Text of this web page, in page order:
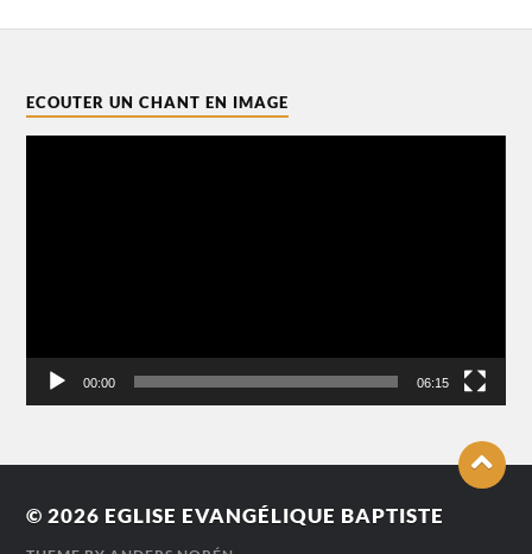
ECOUTER UN CHANT EN IMAGE
00:00 06:15
© 2026 EGLISE EVANGÉLIQUE BAPTISTE